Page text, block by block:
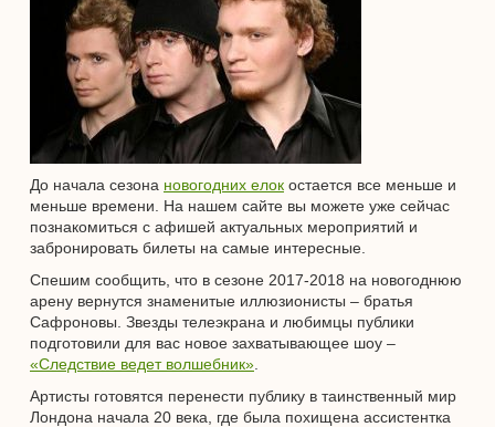
До начала сезона новогодних елок остается все меньше и
меньше времени. На нашем сайте вы можете уже сейчас
познакомиться с афишей актуальных мероприятий и
забронировать билеты на самые интересные.
Спешим сообщить, что в сезоне 2017-2018 на новогоднюю
арену вернутся знаменитые иллюзионисты – братья
Сафроновы. Звезды телеэкрана и любимцы публики
подготовили для вас новое захватывающее шоу –
«Следствие ведет волшебник»
Артисты готовятся перенести публику в таинственный мир
Лондона начала 20 века, где была похищена ассистентка